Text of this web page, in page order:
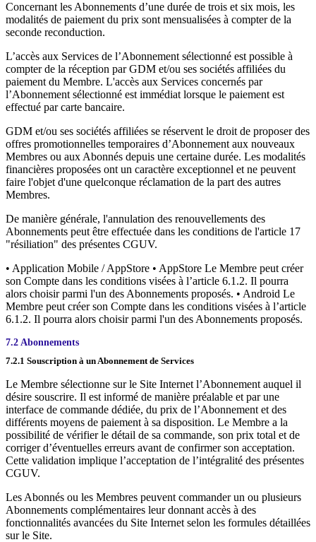
Concernant les Abonnements d’une durée de trois et six mois, les
modalités de paiement du prix sont mensualisées à compter de la
seconde reconduction.
L’accès aux Services de l’Abonnement sélectionné est possible à
compter de la réception par GDM et/ou ses sociétés affiliées du
paiement du Membre. L'accès aux Services concernés par
l’Abonnement sélectionné est immédiat lorsque le paiement est
effectué par carte bancaire.
GDM et/ou ses sociétés affiliées se réservent le droit de proposer des
offres promotionnelles temporaires d’Abonnement aux nouveaux
Membres ou aux Abonnés depuis une certaine durée. Les modalités
financières proposées ont un caractère exceptionnel et ne peuvent
faire l'objet d'une quelconque réclamation de la part des autres
Membres.
De manière générale, l'annulation des renouvellements des
Abonnements peut être effectuée dans les conditions de l'article 17
"résiliation" des présentes CGUV.
• Application Mobile / AppStore • AppStore Le Membre peut créer
son Compte dans les conditions visées à l’article 6.1.2. Il pourra
alors choisir parmi l'un des Abonnements proposés. • Android Le
Membre peut créer son Compte dans les conditions visées à l’article
6.1.2. Il pourra alors choisir parmi l'un des Abonnements proposés.
7.2 Abonnements
7.2.1 Souscription à un Abonnement de Services
Le Membre sélectionne sur le Site Internet l’Abonnement auquel il
désire souscrire. Il est informé de manière préalable et par une
interface de commande dédiée, du prix de l’Abonnement et des
différents moyens de paiement à sa disposition. Le Membre a la
possibilité de vérifier le détail de sa commande, son prix total et de
corriger d’éventuelles erreurs avant de confirmer son acceptation.
Cette validation implique l’acceptation de l’intégralité des présentes
CGUV.
Les Abonnés ou les Membres peuvent commander un ou plusieurs
Abonnements complémentaires leur donnant accès à des
fonctionnalités avancées du Site Internet selon les formules détaillées
sur le Site.